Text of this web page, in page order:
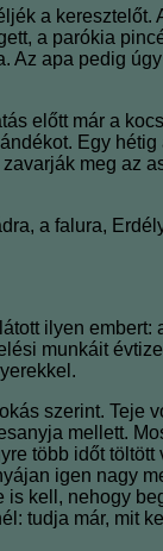
a keresztelőt.
a parókia
Az apa pedig úgy
előtt már a
Egy
meg az
a falura,
ilyen embert:
munkáit
szerint. Teje
mellett.
több időt
igen nagy
kell, nehogy
tudja már, mit